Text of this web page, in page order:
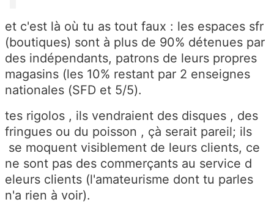
et c'est là où tu as tout faux : les espaces sfr
(boutiques) sont à plus de 90% détenues par
des indépendants, patrons de leurs propres
magasins (les 10% restant par 2 enseignes
nationales (SFD et 5/5).
tes rigolos , ils vendraient des disques , des
fringues ou du poisson , çà serait pareil; ils
se moquent visiblement de leurs clients, ce
ne sont pas des commerçants au service d
eleurs clients (l'amateurisme dont tu parles
n'a rien à voir).